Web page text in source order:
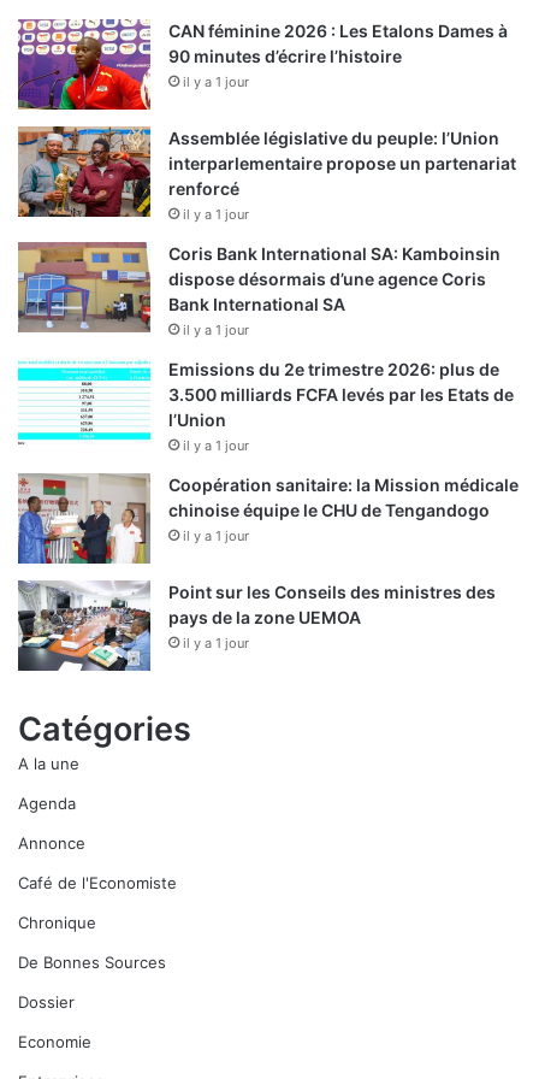
CAN féminine 2026 : Les Etalons Dames à
90 minutes d’écrire l’histoire
il y a 1 jour
Assemblée législative du peuple: l’Union
interparlementaire propose un partenariat
renforcé
il y a 1 jour
Coris Bank International SA: Kamboinsin
dispose désormais d’une agence Coris
Bank International SA
il y a 1 jour
Emissions du 2e trimestre 2026: plus de
3.500 milliards FCFA levés par les Etats de
l’Union
il y a 1 jour
Coopération sanitaire: la Mission médicale
chinoise équipe le CHU de Tengandogo
il y a 1 jour
Point sur les Conseils des ministres des
pays de la zone UEMOA
il y a 1 jour
Catégories
A la une
Agenda
Annonce
Café de l'Economiste
Chronique
De Bonnes Sources
Dossier
Economie